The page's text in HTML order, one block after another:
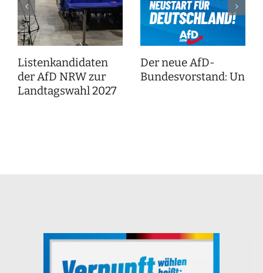
Listenkandidaten
der AfD NRW zur
Landtagswahl 2027
Der neue AfD-
Bundesvorstand: